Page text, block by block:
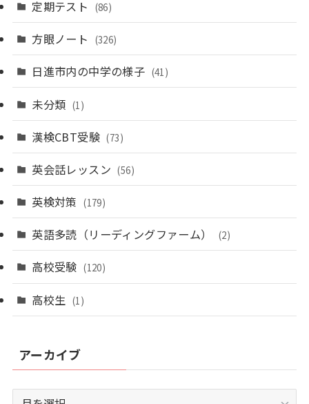
定期テスト (86)
方眼ノート (326)
日進市内の中学の様子 (41)
未分類 (1)
漢検CBT受験 (73)
英会話レッスン (56)
英検対策 (179)
英語多読（リーディングファーム） (2)
高校受験 (120)
高校生 (1)
アーカイブ